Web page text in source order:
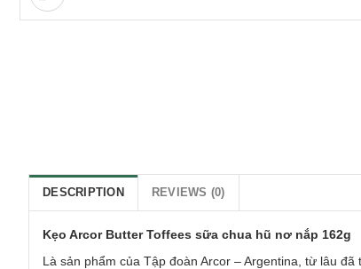
DESCRIPTION REVIEWS (0)
Kẹo Arcor Butter Toffees sữa chua hũ nơ nắp 162g
Là sản phẩm của Tập đoàn Arcor – Argentina, từ lâu